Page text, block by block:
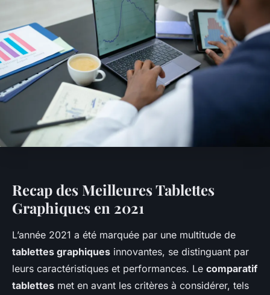
Recap des Meilleures Tablettes
Graphiques en 2021
L’année 2021 a été marquée par une multitude de
tablettes graphiques innovantes, se distinguant par
leurs caractéristiques et performances. Le comparatif
tablettes met en avant les critères à considérer, tels